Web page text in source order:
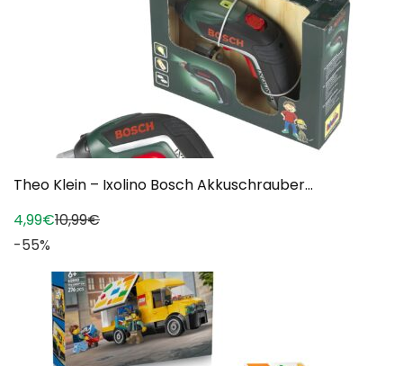
Theo Klein – Ixolino Bosch Akkuschrauber...
4,99€10,99€
-55%